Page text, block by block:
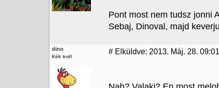
Pont most nem tudsz jonni
Sebaj, Dinoval, majd
dino
Kék troll
# Elküldve: 2013. Máj. 28. 09:01